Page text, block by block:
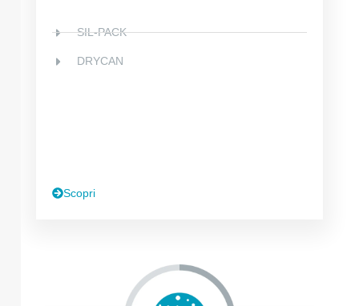
SIL-PACK
DRYCAN
Scopri